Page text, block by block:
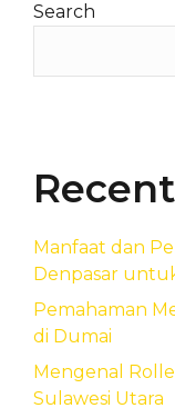
Search
Manfaat dan
Denpasar
Pemahaman
di Dumai
Mengenal
Sulawesi Utara